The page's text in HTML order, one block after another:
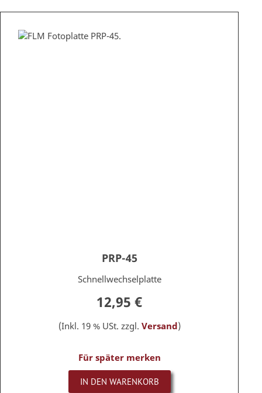
PRP-45
Schnellwechselplatte
12,95 €
(Inkl. 19 % USt. zzgl. Versand)
Für später merken
IN DEN WARENKORB